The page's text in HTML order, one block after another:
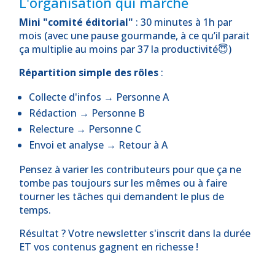
Mini "comité éditorial" : 30 minutes à 1h par
mois (avec une pause gourmande, à ce qu’il parait
ça multiplie au moins par 37 la productivité😇)
Répartition simple des rôles :
Collecte d'infos → Personne A
Rédaction → Personne B
Relecture → Personne C
Envoi et analyse → Retour à A
Pensez à varier les contributeurs pour que ça ne
tombe pas toujours sur les mêmes ou à faire
tourner les tâches qui demandent le plus de
temps.
Résultat ? Votre newsletter s'inscrit dans la durée
ET vos contenus gagnent en richesse !